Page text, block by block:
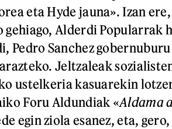
eta Hyde jauna». Izan
gehiago, Alderdi Popularrak
Pedro Sanchez
Jeltzaleak
ustelkeria kasuarekin
Foru Aldundiak «Aldama
egin ziola esanez, eta,